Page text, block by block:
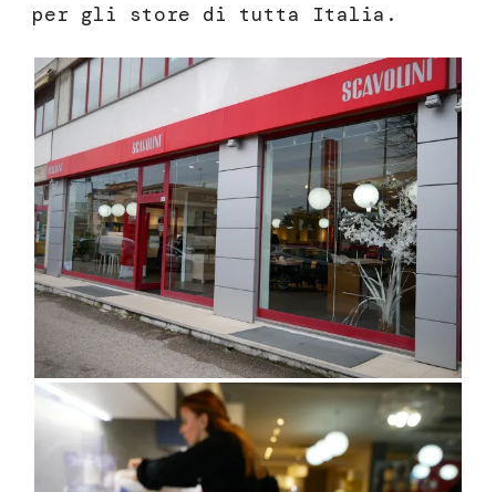
per gli store di tutta Italia.